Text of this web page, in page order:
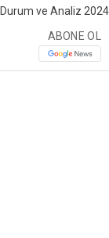
ABONE OL